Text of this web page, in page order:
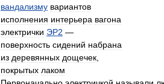
вандализму вариантов
исполнения интерьера вагона
электрички ЭР2 —
поверхность сидений набрана
из деревянных дощечек
покрытых лаком